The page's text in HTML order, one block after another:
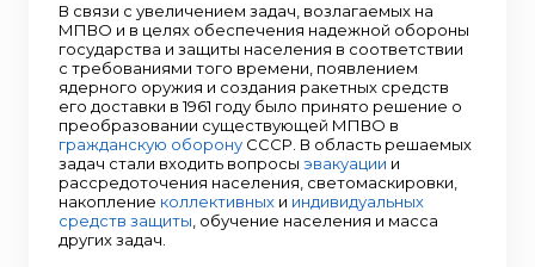
В связи с увеличением задач, возлагаемых на
МПВО и в целях обеспечения надежной обороны
государства и защиты населения в соответствии
с требованиями того времени, появлением
ядерного оружия и создания ракетных средств
его доставки в 1961 году было принято решение о
преобразовании существующей МПВО в
гражданскую оборону СССР. В область решаемых
задач стали входить вопросы эвакуации и
рассредоточения населения, светомаскировки,
накопление коллективных и индивидуальных
средств защиты , обучение населения и масса
других задач.